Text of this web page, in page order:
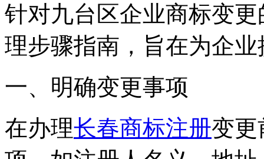
针对九台区企业商标变
理步骤指南，旨在为企
一、明确变更事项
在办理长春商标注册变更